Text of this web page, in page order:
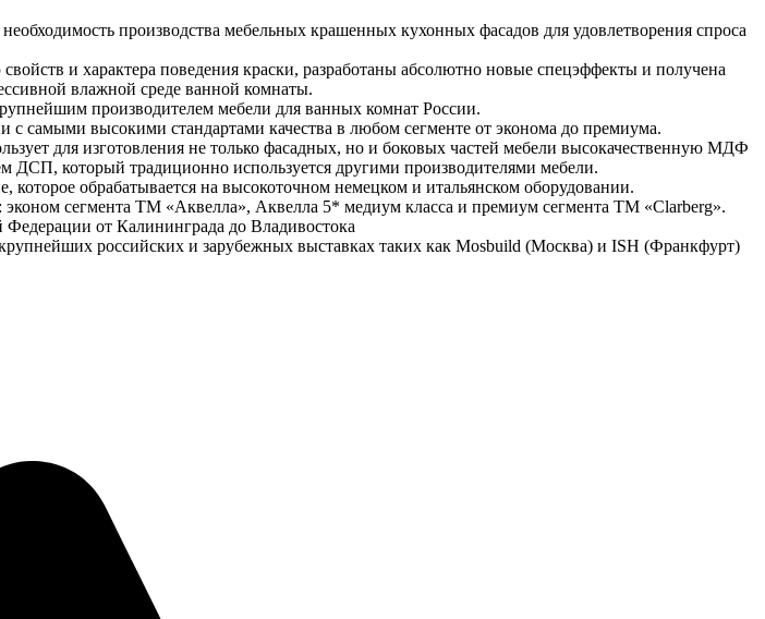
производства мебельных крашенных кухонных фасадов для удовлетворения спроса
и характера поведения краски, разработаны абсолютно новые спецэффекты и получена
влажной среде ванной комнаты.
производителем мебели для ванных комнат России.
самыми высокими стандартами качества в любом сегменте от эконома до премиума.
для изготовления не только фасадных, но и боковых частей мебели высокачественную МДФ
ДСП, который традиционно используется другими производителями мебели.
обрабатывается на высокоточном немецком и итальянском оборудовании.
сегмента ТМ «Аквелла», Аквелла 5* медиум класса и премиум сегмента ТМ «Clarberg».
от Калининграда до Владивостока
российских и зарубежных выставках таких как Mosbuild (Москва) и ISH (Франкфурт)